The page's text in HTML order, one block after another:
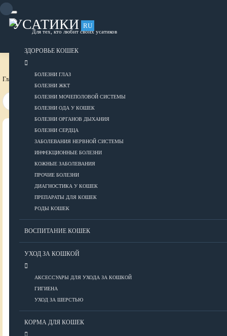
Skip
to
contentУСАТИКИ RU
Для тех, кто любит своих усатиков
РАЗМЕСТИТЬ ОБЪЯВЛЕНИЕ
ЗДОРОВЬЕ КОШЕК
БОЛЕЗНИ ГЛАЗ
БОЛЕЗНИ ЖКТ
БОЛЕЗНИ МОЧЕПОЛОВОЙ СИСТЕМЫ
БОЛЕЗНИ ОДА У КОШЕК
БОЛЕЗНИ ОРГАНОВ ДЫХАНИЯ
БОЛЕЗНИ СЕРДЦА
ЗАБОЛЕВАНИЯ НЕРВНОЙ СИСТЕМЫ
ИНФЕКЦИОННЫЕ БОЛЕЗНИ
КОЖНЫЕ ЗАБОЛЕВАНИЯ
ПРОЧИЕ БОЛЕЗНИ
ДИАГНОСТИКА У КОШЕК
ПРЕПАРАТЫ ДЛЯ КОШЕК
РОДЫ КОШЕК
ВОСПИТАНИЕ КОШЕК
УХОД ЗА КОШКОЙ
АКСЕССУАРЫ ДЛЯ УХОДА ЗА КОШКОЙ
ГИГИЕНА
УХОД ЗА ШЕРСТЬЮ
КОРМА ДЛЯ КОШЕК
ОБЪЯВЛЕНИЯ
Главная страница
ВСЕ О КОШКАХ
Болезни глаз
Болезни ЖКТ
Кожные заболевания
Диагностика у кошек
Препараты для кошек